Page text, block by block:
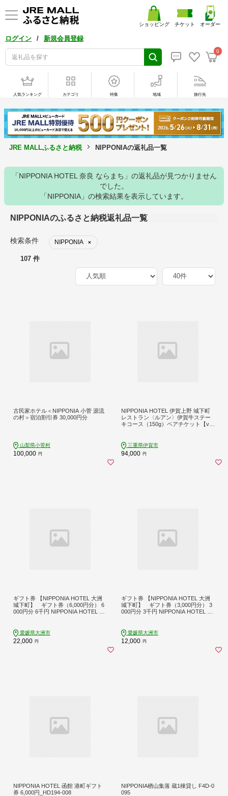
ログイン / 新規会員登録
0
ショッピング チケット オーダー
人気ランキング カテゴリ 特集 地域 旅行先
JRE MALLふるさと納税 NIPPONIAの返礼品一覧
「NIPPONIA HOTEL 奈良 ならまち」の返礼品が見つかりません
でした。
「NIPPONIA」の検索結果を表示しています。
NIPPONIAのふるさと納税返礼品一覧
検索条件 NIPPONIA ×
107 件
古民家ホテル＜NIPPONIA 小菅 源流
の村＞宿泊割引券 30,000円分
山梨県小菅村
100,000 円
NIPPONIA HOTEL 伊賀上野 城下町
レストラン〈ルアン〉伊賀牛ステー
キコース（150g）ペアチケット【val
三重県伊賀市
94,000 円
ギフト券 【NIPPONIA HOTEL 大洲
城下町】 ギフト券（6,000円分） 6
000円分 6千円 NIPPONIA HOTEL 大
洲市/バリューマネジメント株式会社
[AGDP009] 観光 旅行 宿泊券 宿泊チ
ケット チケット 旅館 ホテル お食事
愛媛県大洲市
22,000 円
ギフト券 【NIPPONIA HOTEL 大洲
城下町】 ギフト券（3,000円分） 3
000円分 3千円 NIPPONIA HOTEL 大
洲市/バリューマネジメント株式会社
[AGDP008] 観光 旅行 宿泊券 宿泊チ
ケット チケット 旅館 ホテル お食事
愛媛県大洲市
12,000 円
NIPPONIA HOTEL 函館 港町ギフト
券 6,000円_HD194-008
NIPPONIA楢山集落 蔵1棟貸し F4D-0
095